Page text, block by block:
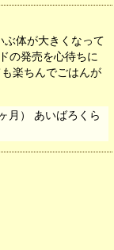
ぶ体が大きくなって
の発売を心待ちに
楽ちんでごはんが
月） あいばろくら